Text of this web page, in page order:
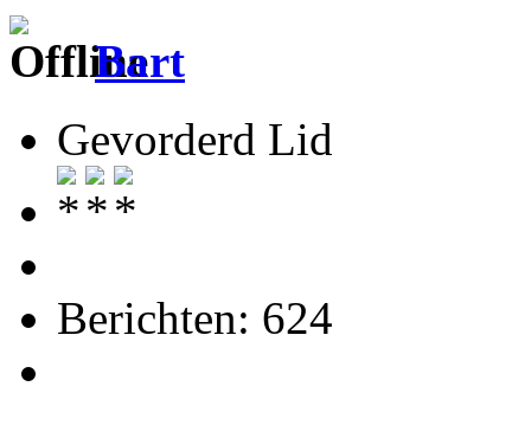
Bart
Gevorderd Lid
Berichten: 624